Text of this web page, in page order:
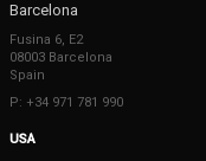
Barcelona
Fusina 6, E2
08003 Barcelona
Spain
P: +34 971 781 990
USA